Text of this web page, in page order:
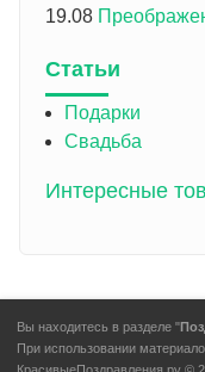
19.08
Статьи
Подарки
Свадьба
Интересные
Вы находитесь в разделе "
При использовании